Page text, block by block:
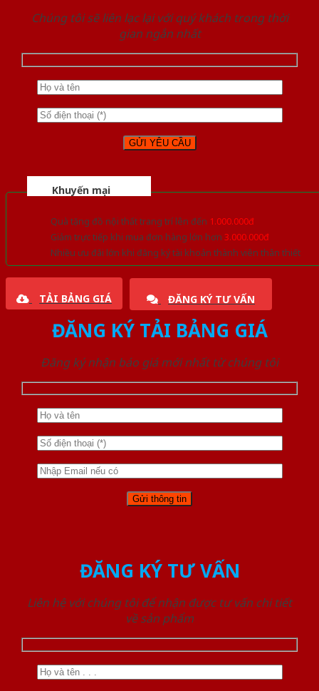
Chúng tôi sẽ liên lạc lại với quý khách trong thời
gian ngắn nhất
Khuyến mại
Quà tặng đồ nội thất trang trí lên đến 1.000.000đ
Giảm trực tiếp khi mua đơn hàng lớn hơn 3.000.000đ
Nhiều ưu đãi lớn khi đăng ký tài khoản thành viên thân thiết
TẢI BẢNG GIÁ ĐĂNG KÝ TƯ VẤN
ĐĂNG KÝ TẢI BẢNG GIÁ
Đăng ký nhận báo giá mới nhất từ chúng tôi
ĐĂNG KÝ TƯ VẤN
Liên hệ với chúng tôi để nhận được tư vấn chi tiết
về sản phẩm